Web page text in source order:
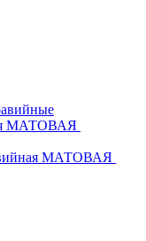
МАТОВАЯ
МАТОВАЯ